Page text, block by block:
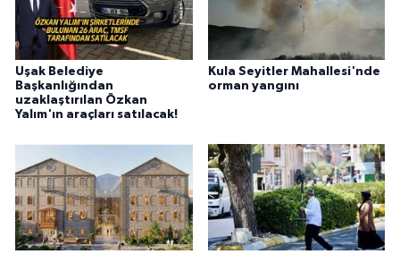
Uşak Belediye
Başkanlığından
uzaklaştırılan Özkan
Yalım'ın araçları satılacak!
Kula Seyitler Mahallesi'nde
orman yangını